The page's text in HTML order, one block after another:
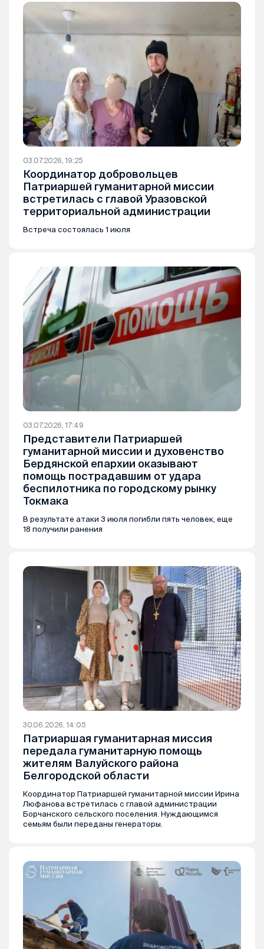
03.07.2026, 19:25
Координатор добровольцев
Патриаршей гуманитарной миссии
встретилась с главой Уразовской
территориальной администрации
Встреча состоялась 1 июля
03.07.2026, 17:49
Представители Патриаршей
гуманитарной миссии и духовенство
Бердянской епархии оказывают
помощь пострадавшим от удара
беспилотника по городскому рынку
Токмака
В результате атаки 3 июля погибли пять человек, еще
18 получили ранения
30.06.2026, 14:05
Патриаршая гуманитарная миссия
передала гуманитарную помощь
жителям Валуйского района
Белгородской области
Координатор Патриаршей гуманитарной миссии Ирина
Люфанова встретилась с главой администрации
Борчанского сельского поселения. Нуждающимся
семьям были переданы генераторы.